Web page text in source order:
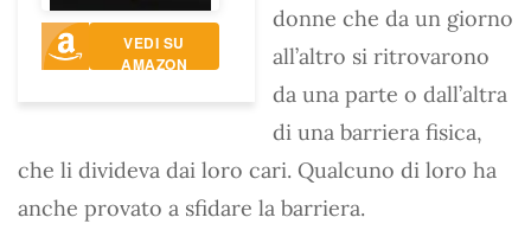
VEDI SU
AMAZON
donne che da un giorno
all’altro si ritrovarono
da una parte o dall’altra
di una barriera fisica,
che li divideva dai loro cari. Qualcuno di loro ha
anche provato a sfidare la barriera.